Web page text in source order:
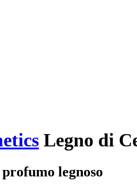
Legno di
legnoso